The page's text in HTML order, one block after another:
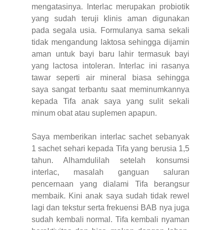
mengatasinya. Interlac merupakan probiotik
yang sudah teruji klinis aman digunakan
pada segala usia. Formulanya sama sekali
tidak mengandung laktosa sehingga dijamin
aman untuk bayi baru lahir termasuk bayi
yang lactosa intoleran. Interlac ini rasanya
tawar seperti air mineral biasa sehingga
saya sangat terbantu saat meminumkannya
kepada Tifa anak saya yang sulit sekali
minum obat atau suplemen apapun.
Saya memberikan interlac sachet sebanyak
1 sachet sehari kepada Tifa yang berusia 1,5
tahun. Alhamdulilah setelah konsumsi
interlac, masalah ganguan saluran
pencernaan yang dialami Tifa berangsur
membaik. Kini anak saya sudah tidak rewel
lagi dan tekstur serta frekuensi BAB nya juga
sudah kembali normal. Tifa kembali nyaman